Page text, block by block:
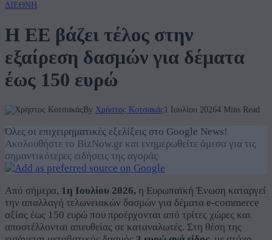
ΔΙΕΘΝΗ
Η ΕΕ βάζει τέλος στην
εξαίρεση δασμών για δέματα
έως 150 ευρώ
By Χρήστος Κοτσακάς 1 Ιουλίου 20264 Mins Read
Όλες οι επιχειρηματικές εξελίξεις στο Google News!
Ακολουθήστε το BizNow.gr και ενημερωθείτε άμεσα για τις
σημαντικότερες ειδήσεις της αγοράς
Από σήμερα, 1η Ιουλίου 2026, η Ευρωπαϊκή Ένωση καταργεί
την απαλλαγή τελωνειακών δασμών για δέματα e-commerce
αξίας έως 150 ευρώ που προέρχονται από τρίτες χώρες και
αποστέλλονται απευθείας σε καταναλωτές. Στη θέση της